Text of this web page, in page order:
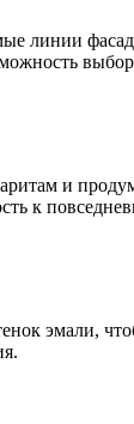
и
к
эмали,